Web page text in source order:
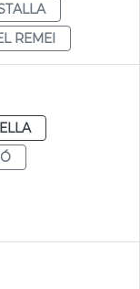
REMEI